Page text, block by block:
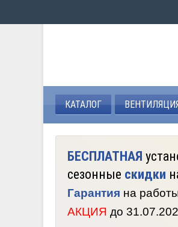
КАТАЛОГ
БЕСПЛАТНАЯ
сезонные скидки
Гарантия на
АКЦИЯ до